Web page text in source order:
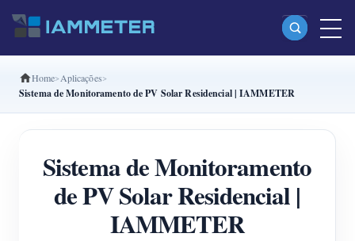
Produtos
Trifásico Medidor de energia Wi-Fi (WEM3080T)
Trifásico Medidor de energia Wi-Fi (WEM3046T)
Home Aplicações
Sistema de Monitoramento de PV Solar Residencial | IAMMETER
Sistema de Monitoramento
de PV Solar Residencial |
IAMMETER